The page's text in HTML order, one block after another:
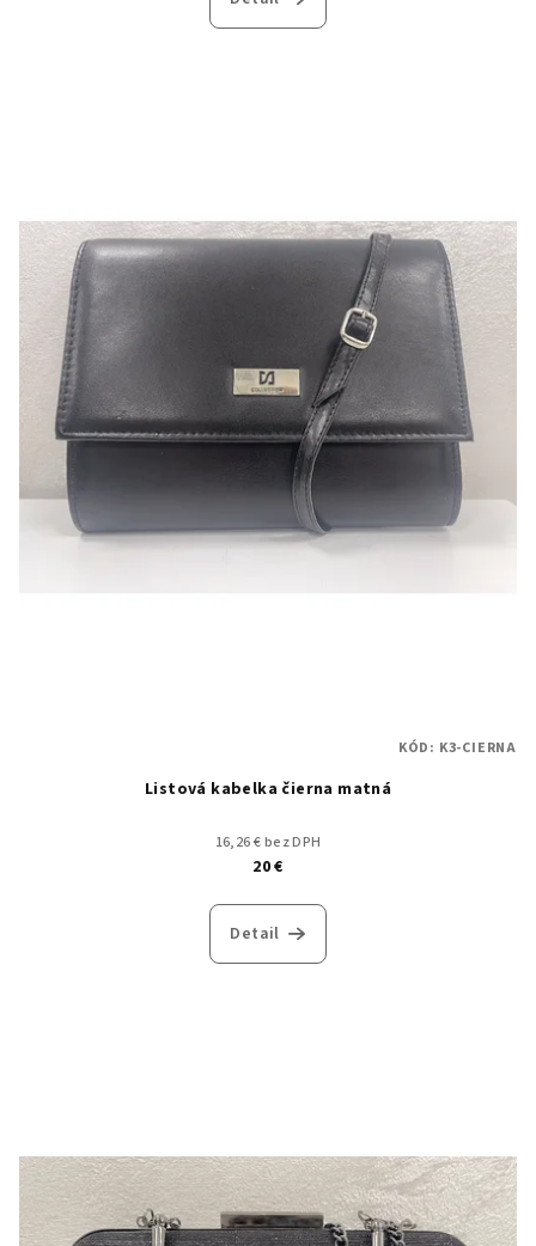
Listová kabelka čierna matná
16,26 € bez DPH
20 €
Detail
KÓD: K3-CIERNA